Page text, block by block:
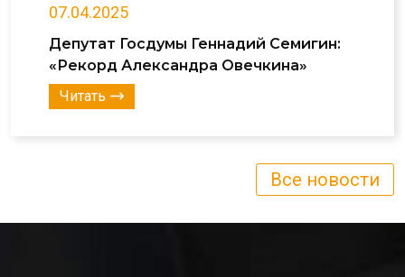
07.04.2025
Депутат Госдумы Геннадий Семигин:
«Рекорд Александра Овечкина»
Читать
Все новости